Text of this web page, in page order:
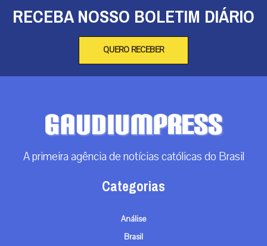
RECEBA NOSSO BOLETIM DIÁRIO
QUERO RECEBER
A primeira agência de notícias católicas do Brasil
Categorias
Análise
Brasil